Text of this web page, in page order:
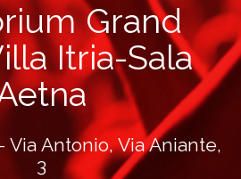
Grand
Itria-Sala
Via Antonio, Via Aniante,
3